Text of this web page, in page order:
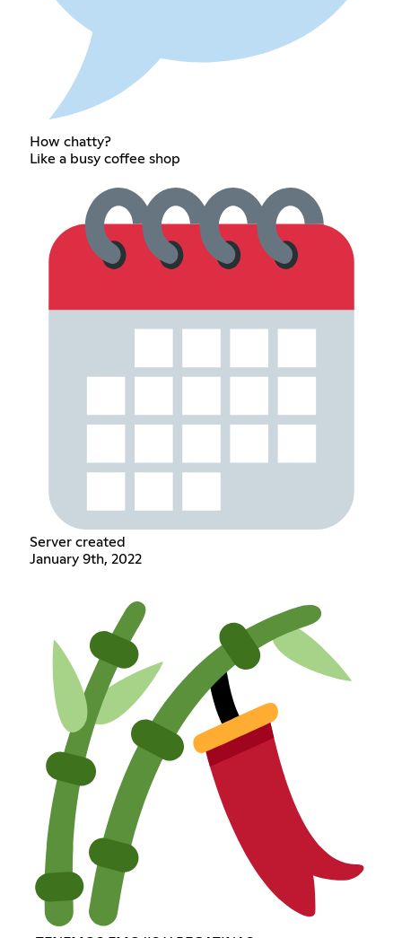
How chatty?
Like a busy coffee shop
Server created
January 9th, 2022